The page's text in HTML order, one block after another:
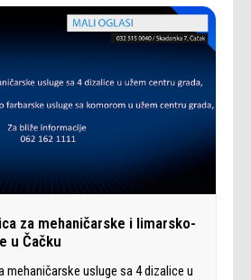
za mehaničarske i limarsko-
u Čačku
mehaničarske usluge sa 4 dizalice u